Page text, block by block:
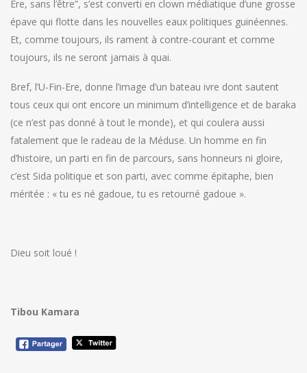
Ere, sans l’être”, s’est converti en clown médiatique d’une grosse
épave qui flotte dans les nouvelles eaux politiques guinéennes.
Et, comme toujours, ils rament à contre-courant et comme
toujours, ils ne seront jamais à quai.
Bref, l’U-Fin-Ere, donne l’image d’un bateau ivre dont sautent
tous ceux qui ont encore un minimum d’intelligence et de baraka
(ce n’est pas donné à tout le monde), et qui coulera aussi
fatalement que le radeau de la Méduse. Un homme en fin
d’histoire, un parti en fin de parcours, sans honneurs ni gloire,
c’est Sida politique et son parti, avec comme épitaphe, bien
méritée : « tu es né gadoue, tu es retourné gadoue ».
Dieu soit loué !
Tibou Kamara